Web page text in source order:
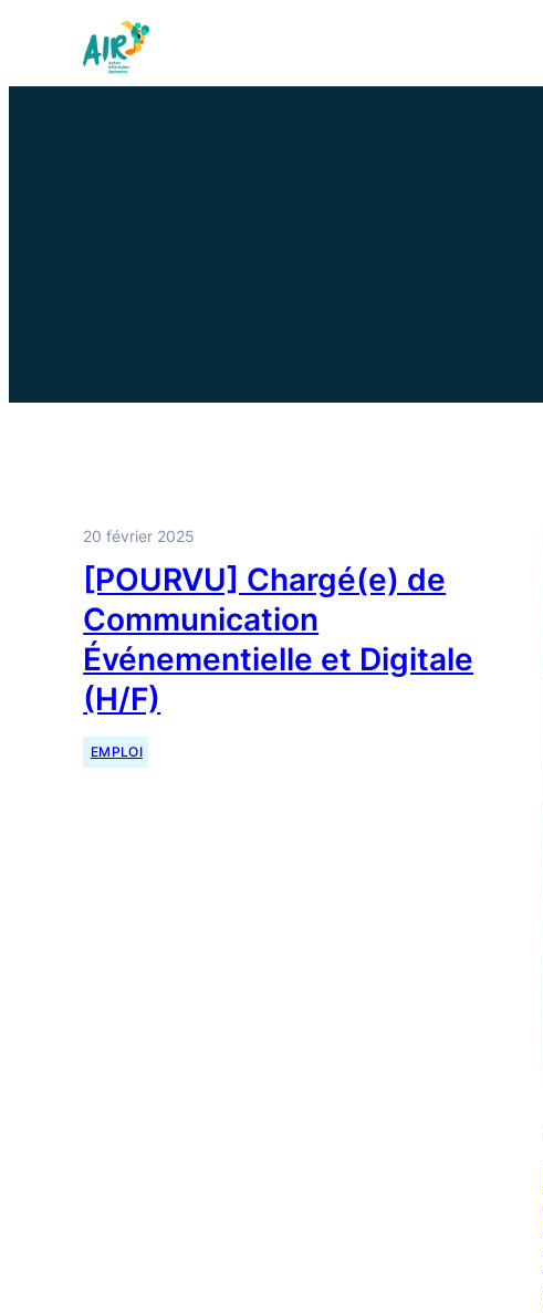
20 février 2025
[POURVU] Chargé(e) de
Communication
Événementielle et Digitale
(H/F)
EMPLOI